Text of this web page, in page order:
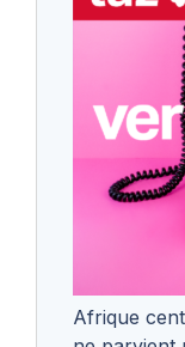
Afrique